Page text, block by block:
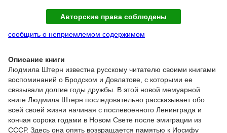
Авторские права соблюдены
сообщить о неприемлемом содержимом
Описание книги
Людмила Штерн известна русскому читателю своими книгами
воспоминаний о Бродском и Довлатове, с которыми ее
связывали долгие годы дружбы. В этой новой мемуарной
книге Людмила Штерн последовательно рассказывает обо
всей своей жизни начиная с послевоенного Ленинграда и
кончая сорока годами в Новом Свете после эмиграции из
СССР. Здесь она опять возвращается памятью к Иосифу